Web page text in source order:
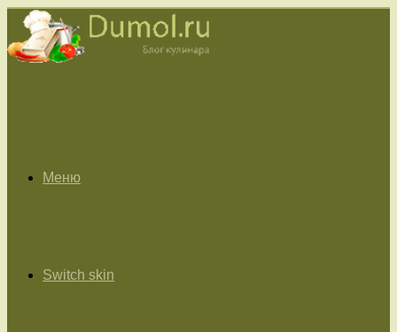
Меню
Switch skin